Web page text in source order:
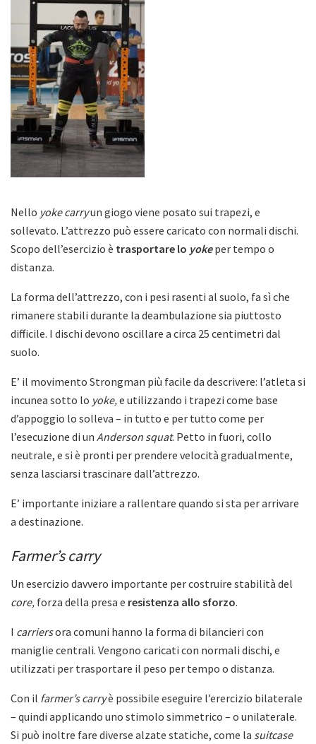
Nello yoke carryun giogo viene posato sui trapezi, e
sollevato. L’attrezzo può essere caricato con normali dischi.
Scopo dell’esercizio è trasportare lo yokeper tempo o
distanza.
La forma dell’attrezzo, con i pesi rasenti al suolo, fa sì che
rimanere stabili durante la deambulazione sia piuttosto
difficile. I dischi devono oscillare a circa 25 centimetri dal
suolo.
E’ il movimento Strongman più facile da descrivere: l’atleta si
incunea sotto lo yoke,e utilizzando i trapezi come base
d’appoggio lo solleva – in tutto e per tutto come per
l’esecuzione di un Anderson squat. Petto in fuori, collo
neutrale, e si è pronti per prendere velocità gradualmente,
senza lasciarsi trascinare dall’attrezzo.
E’ importante iniziare a rallentare quando si sta per arrivare
a destinazione.
Farmer’s carry
Un esercizio davvero importante per costruire stabilità del
core, forza della presa e resistenza allo sforzo.
I carriersora comuni hanno la forma di bilancieri con
maniglie centrali. Vengono caricati con normali dischi, e
utilizzati per trasportare il peso per tempo o distanza.
Con il farmer’s carryè possibile eseguire l’erercizio bilaterale
– quindi applicando uno stimolo simmetrico – o unilaterale.
Si può inoltre fare diverse alzate statiche, come la suitcase